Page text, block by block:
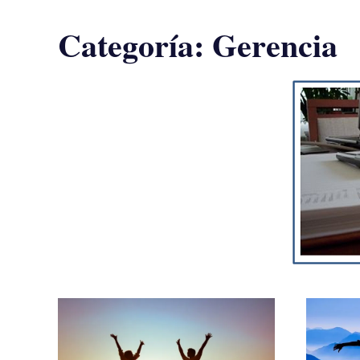
Categoría: Gerencia